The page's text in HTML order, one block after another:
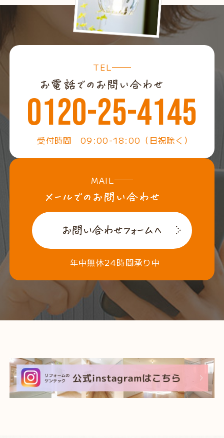
TEL
0120-25-4145
受付時間 09:00-18:00（日祝除く）
MAIL
年中無休24時間承り中